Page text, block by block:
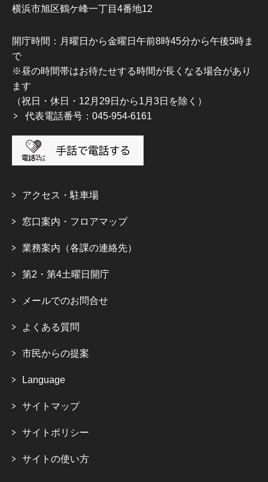
横浜市旭区鶴ケ峰一丁目4番地12
開庁時間：月曜日から金曜日午前8時45分から午後5時ま
で
※昼の時間帯はお待たせする時間が長くなる場合があり
ます
（祝日・休日・12月29日から1月3日を除く）
代表電話番号：045-954-6161
アクセス・駐車場
窓口案内・フロアマップ
業務案内（各課の連絡先）
第2・第4土曜日開庁
メールでのお問合せ
よくある質問
市民からの提案
Language
サイトマップ
サイトポリシー
サイトの使い方